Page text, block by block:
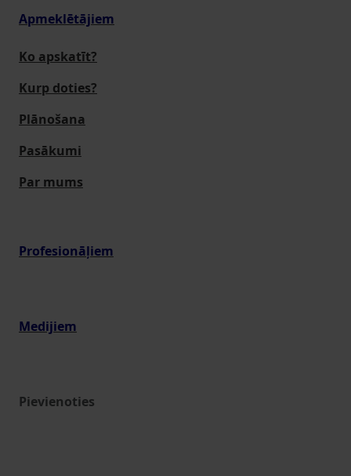
Apmeklētājiem
Ko apskatīt?
Kurp doties?
Plānošana
Pasākumi
Par mums
Profesionāļiem
Medijiem
Pievienoties